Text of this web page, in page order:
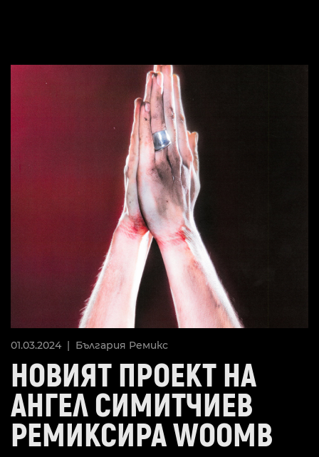
01.03.2024 | България Ремикс
НОВИЯТ ПРОЕКТ НА
АНГЕЛ СИМИТЧИЕВ
РЕМИКСИРА WOOMB